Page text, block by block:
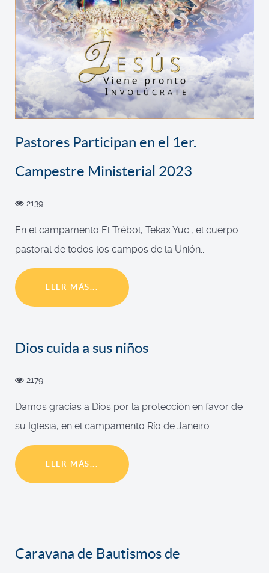
Pastores Participan en el 1er.
Campestre Ministerial 2023
2139
En el campamento El Trébol, Tekax Yuc., el cuerpo
pastoral de todos los campos de la Unión...
LEER MÁS...
Dios cuida a sus niños
2179
Damos gracias a Dios por la protección en favor de
su Iglesia, en el campamento Río de Janeiro...
LEER MÁS...
Caravana de Bautismos de